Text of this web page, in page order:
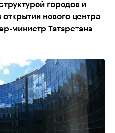
городов и
открытии нового центра
министр Татарстана